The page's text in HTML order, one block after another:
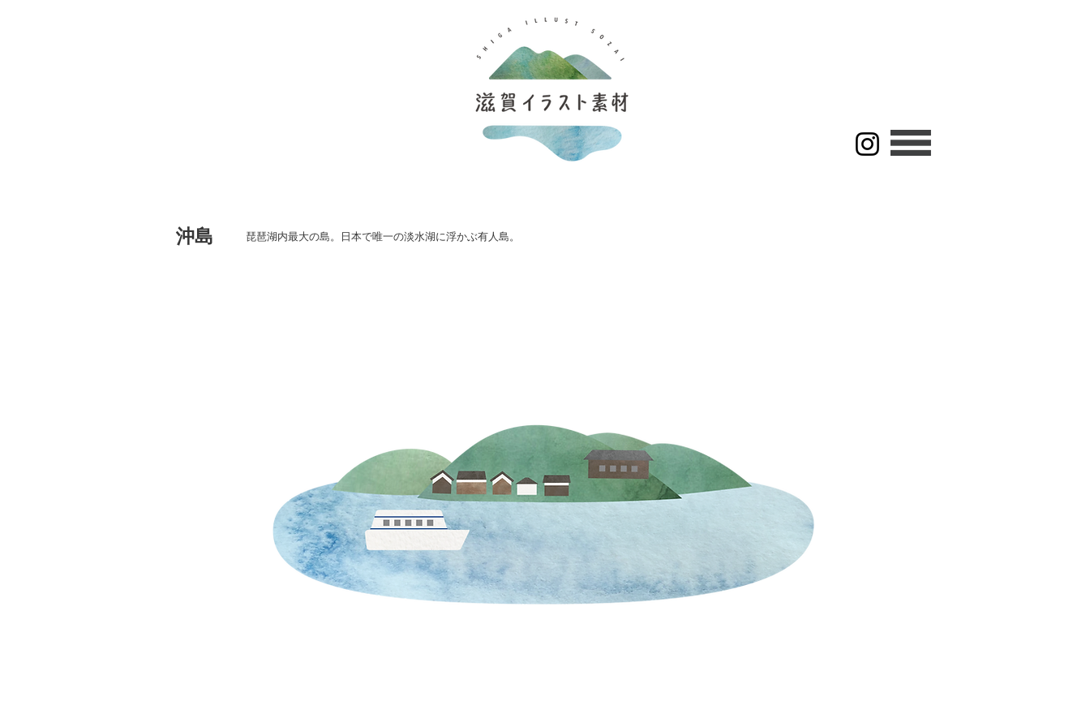
沖島 琵琶湖内最大の島。日本で唯一の淡水湖に浮かぶ有人島。